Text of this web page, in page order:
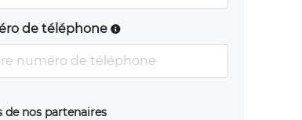
de téléphone
nos partenaires